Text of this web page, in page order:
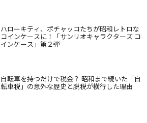
ハローキティ、ポチャッコたちが昭和レトロな
コインケースに！「サンリオキャラクターズ コ
インケース」第２弾
自転車を持つだけで税金？ 昭和まで続いた「自
転車税」の意外な歴史と脱税が横行した理由